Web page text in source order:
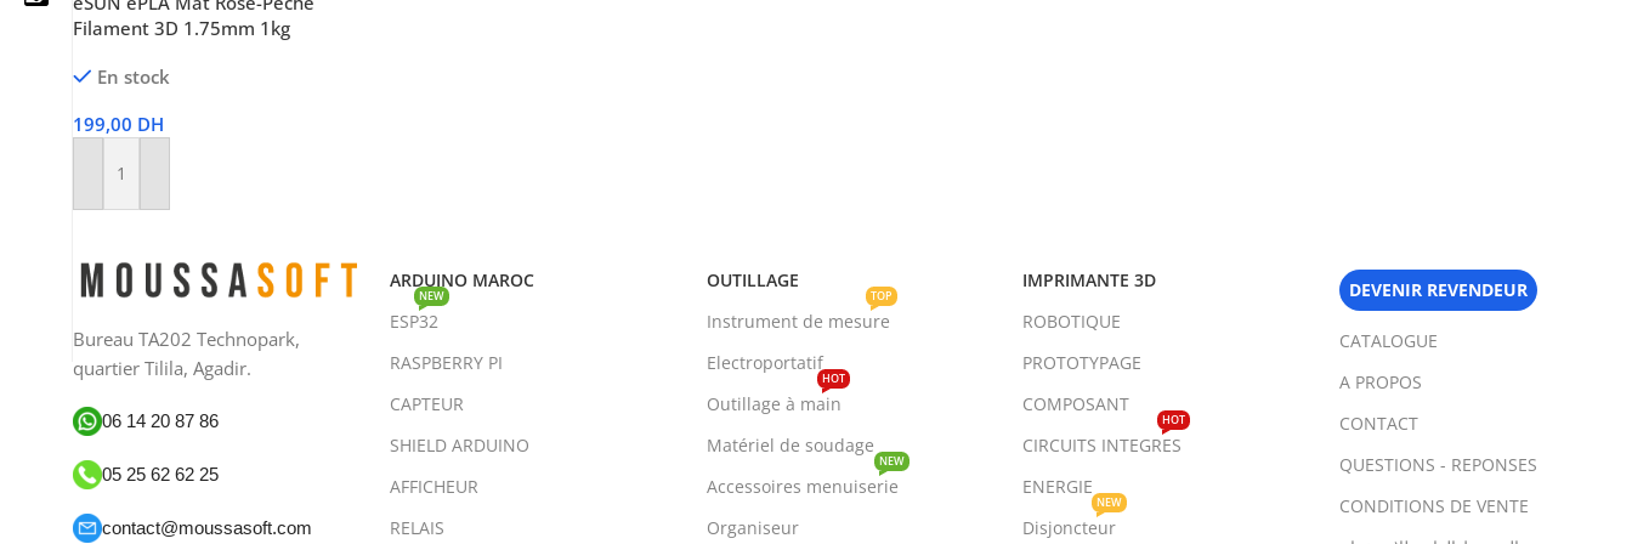
06 14 20 87 86
moussasoft.diy
Filament 3D 1.75mm 1kg
En stock
199,00 DH
Ajouter Au Panier
Bureau TA202 Technopark,
quartier Tilila, Agadir.
06 14 20 87 86
05 25 62 62 25
contact@moussasoft.com
ARDUINO MAROC
ESP32
NEW
RASPBERRY PI
CAPTEUR
SHIELD ARDUINO
AFFICHEUR
RELAIS
OUTILLAGE
Instrument de mesure
TOP
Electroportatif
Outillage à main
HOT
Matériel de soudage
Accessoires menuiserie
NEW
Organiseur
IMPRIMANTE 3D
ROBOTIQUE
PROTOTYPAGE
COMPOSANT
CIRCUITS INTEGRES
HOT
ENERGIE
Disjoncteur
NEW
DEVENIR REVENDEUR
CATALOGUE
A PROPOS
CONTACT
QUESTIONS - REPONSES
CONDITIONS DE VENTE